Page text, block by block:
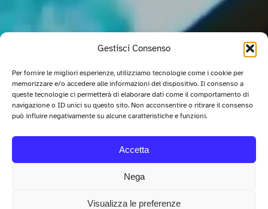
Gestisci Consenso
Per fornire le migliori esperienze, utilizziamo tecnologie come i cookie per
memorizzare e/o accedere alle informazioni del dispositivo. Il consenso a
queste tecnologie ci permetterà di elaborare dati come il comportamento di
navigazione o ID unici su questo sito. Non acconsentire o ritirare il consenso
può influire negativamente su alcune caratteristiche e funzioni.
Accetta
Nega
Visualizza le preferenze